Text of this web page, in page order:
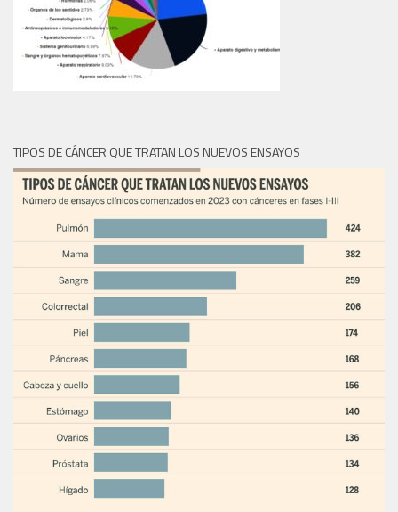
TIPOS DE CÁNCER QUE TRATAN LOS NUEVOS ENSAYOS